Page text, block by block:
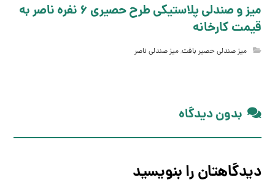
میز و صندلی پلاستیکی طرح حصیری 6 نفره ناصر به
قیمت کارخانه
میز صندلی حصیر بافت,میز صندلی ناصر
بدون دیدگاه
دیدگاهتان را بنویسید